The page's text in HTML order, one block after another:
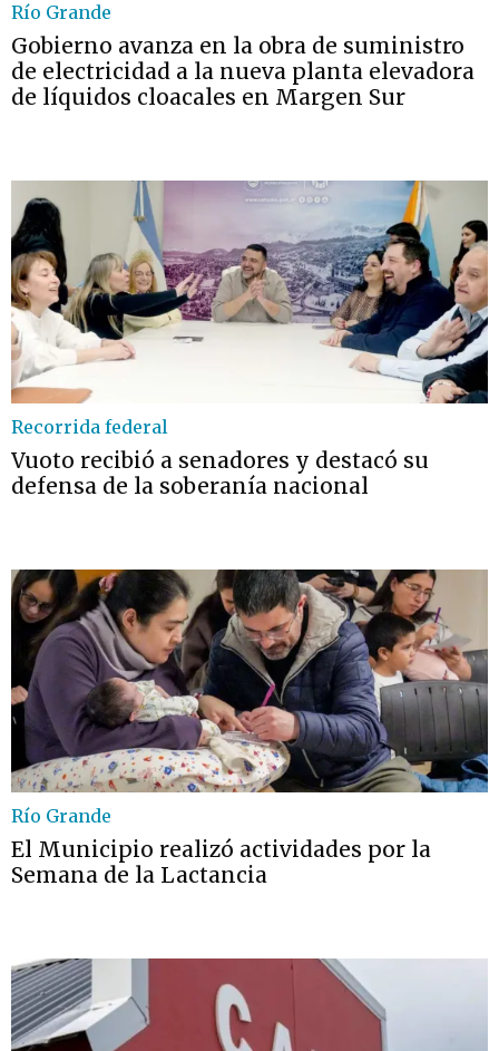
Río Grande
Gobierno avanza en la obra de suministro
de electricidad a la nueva planta elevadora
de líquidos cloacales en Margen Sur
Recorrida federal
Vuoto recibió a senadores y destacó su
defensa de la soberanía nacional
Río Grande
El Municipio realizó actividades por la
Semana de la Lactancia